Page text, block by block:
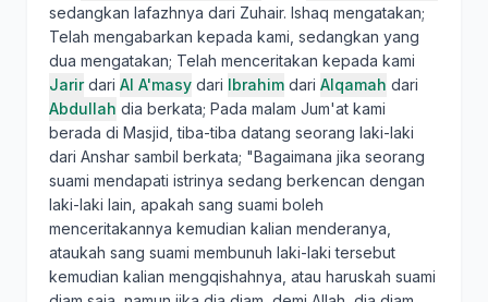
sedangkan lafazhnya dari Zuhair. Ishaq mengatakan;
Telah mengabarkan kepada kami, sedangkan yang
dua mengatakan; Telah menceritakan kepada kami
Jarirdari Al A'masy dari Ibrahim dari Alqamah dari
Abdullah dia berkata; Pada malam Jum'at kami
berada di Masjid, tiba-tiba datang seorang laki-laki
dari Anshar sambil berkata; "Bagaimana jika seorang
suami mendapati istrinya sedang berkencan dengan
laki-laki lain, apakah sang suami boleh
menceritakannya kemudian kalian menderanya,
ataukah sang suami membunuh laki-laki tersebut
kemudian kalian mengqishahnya, atau haruskah suami